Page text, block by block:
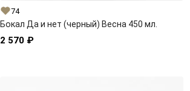
74
Бокал Да и нет (черный) Весна 450 мл.
2 570 ₽